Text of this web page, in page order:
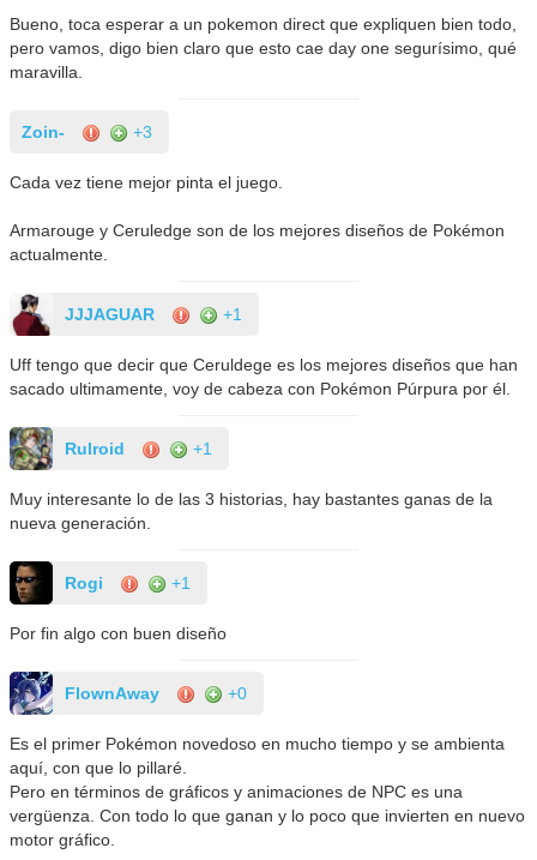
Bueno, toca esperar a un pokemon direct que expliquen bien todo,
pero vamos, digo bien claro que esto cae day one segurísimo, qué
maravilla.
Zoin- +3
Cada vez tiene mejor pinta el juego.
Armarouge y Ceruledge son de los mejores diseños de Pokémon
actualmente.
JJJAGUAR +1
Uff tengo que decir que Ceruldege es los mejores diseños que han
sacado ultimamente, voy de cabeza con Pokémon Púrpura por él.
Rulroid +1
Muy interesante lo de las 3 historias, hay bastantes ganas de la
nueva generación.
Rogi +1
Por fin algo con buen diseño
FlownAway +0
Es el primer Pokémon novedoso en mucho tiempo y se ambienta
aquí, con que lo pillaré.
Pero en términos de gráficos y animaciones de NPC es una
vergüenza. Con todo lo que ganan y lo poco que invierten en nuevo
motor gráfico.